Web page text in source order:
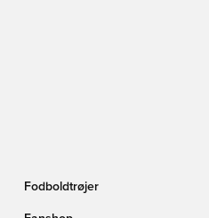
Fodboldtrøjer